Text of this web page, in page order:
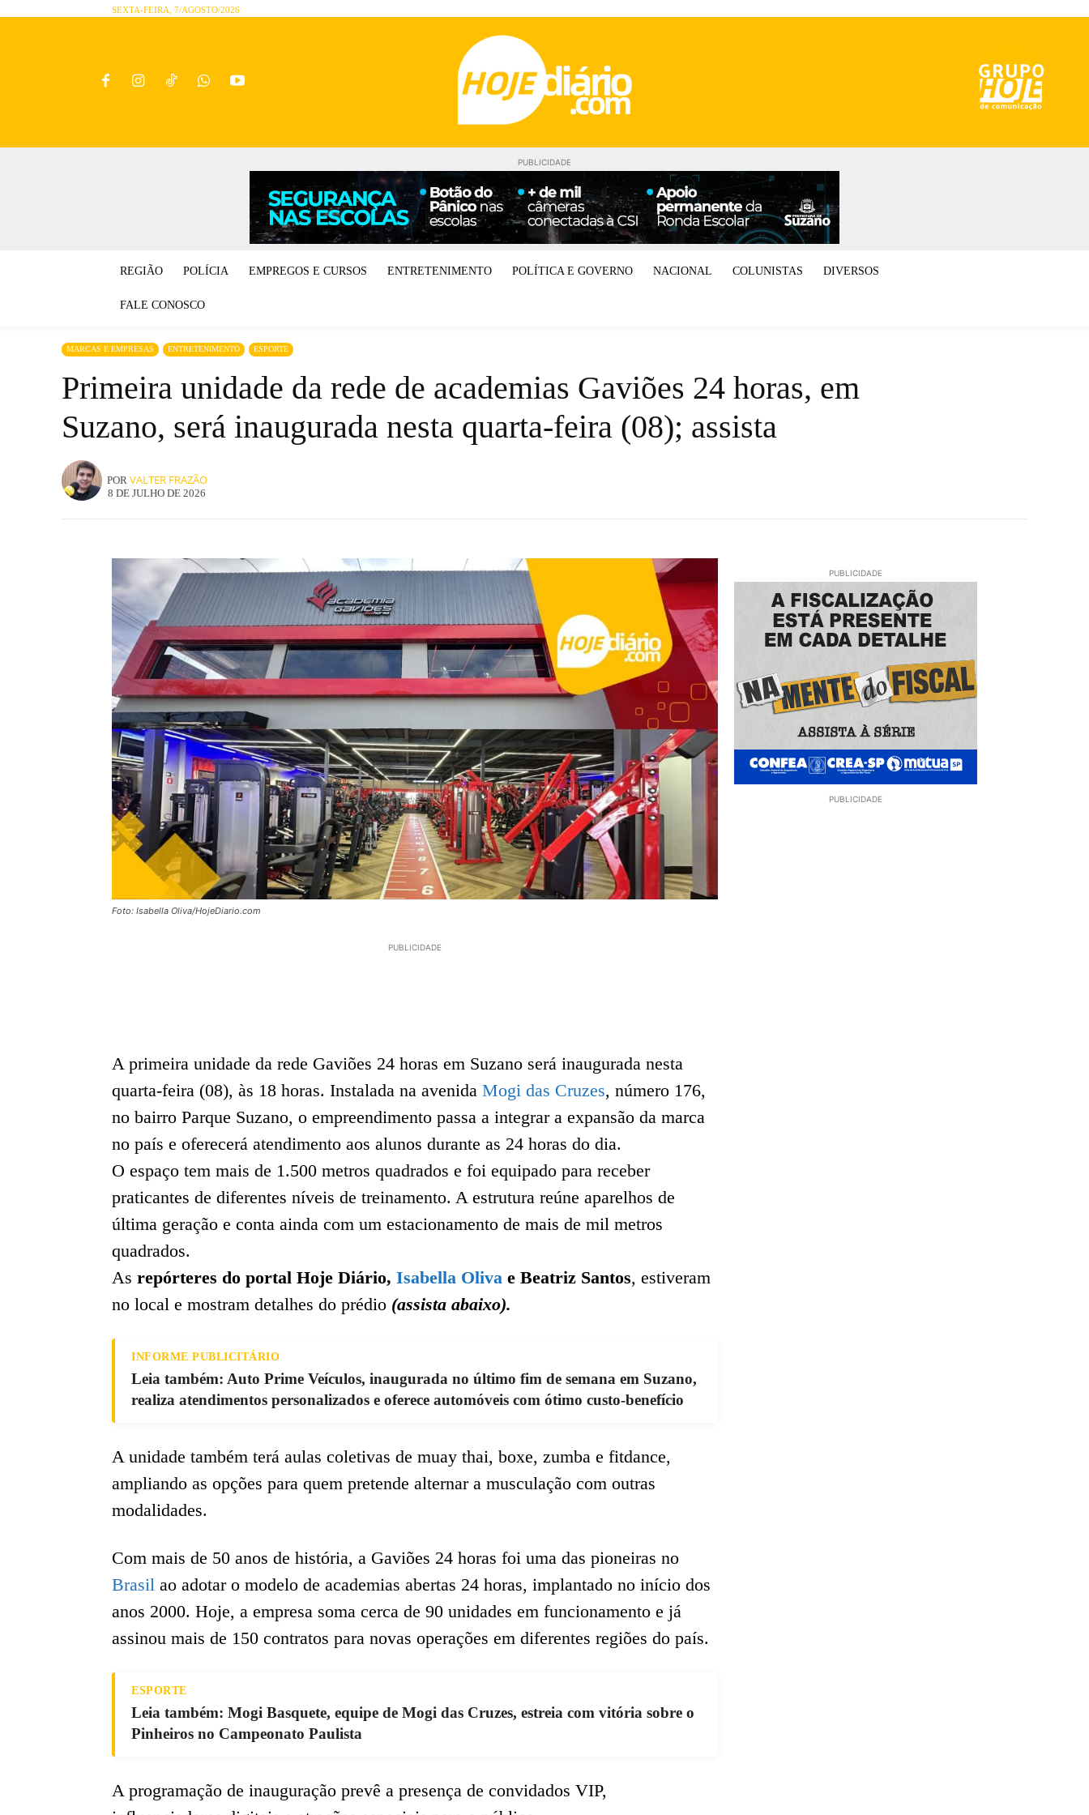
SEXTA-FEIRA, 7/AGOSTO/2026
PUBLICIDADE
REGIÃO POLÍCIA EMPREGOS E CURSOS ENTRETENIMENTO POLÍTICA E GOVERNO NACIONAL COLUNISTAS DIVERSOS
FALE CONOSCO
MARCAS E EMPRESAS ENTRETENIMENTO ESPORTE
Primeira unidade da rede de academias Gaviões 24 horas, em
Suzano, será inaugurada nesta quarta-feira (08); assista
POR VALTER FRAZÃO
8 DE JULHO DE 2026
Foto: Isabella Oliva/HojeDiario.com
PUBLICIDADE
A primeira unidade da rede Gaviões 24 horas em Suzano será inaugurada nesta
quarta-feira (08), às 18 horas. Instalada na avenida Mogi das Cruzes, número 176,
no bairro Parque Suzano, o empreendimento passa a integrar a expansão da marca
no país e oferecerá atendimento aos alunos durante as 24 horas do dia.
O espaço tem mais de 1.500 metros quadrados e foi equipado para receber
praticantes de diferentes níveis de treinamento. A estrutura reúne aparelhos de
última geração e conta ainda com um estacionamento de mais de mil metros
quadrados.
As repórteres do portal Hoje Diário, Isabella Oliva e Beatriz Santos, estiveram
no local e mostram detalhes do prédio (assista abaixo).
INFORME PUBLICITÁRIO
Leia também: Auto Prime Veículos, inaugurada no último fim de semana em Suzano,
realiza atendimentos personalizados e oferece automóveis com ótimo custo-benefício
A unidade também terá aulas coletivas de muay thai, boxe, zumba e fitdance,
ampliando as opções para quem pretende alternar a musculação com outras
modalidades.
Com mais de 50 anos de história, a Gaviões 24 horas foi uma das pioneiras no
Brasil ao adotar o modelo de academias abertas 24 horas, implantado no início dos
anos 2000. Hoje, a empresa soma cerca de 90 unidades em funcionamento e já
assinou mais de 150 contratos para novas operações em diferentes regiões do país.
ESPORTE
Leia também: Mogi Basquete, equipe de Mogi das Cruzes, estreia com vitória sobre o
Pinheiros no Campeonato Paulista
A programação de inauguração prevê a presença de convidados VIP,
PUBLICIDADE
PUBLICIDADE